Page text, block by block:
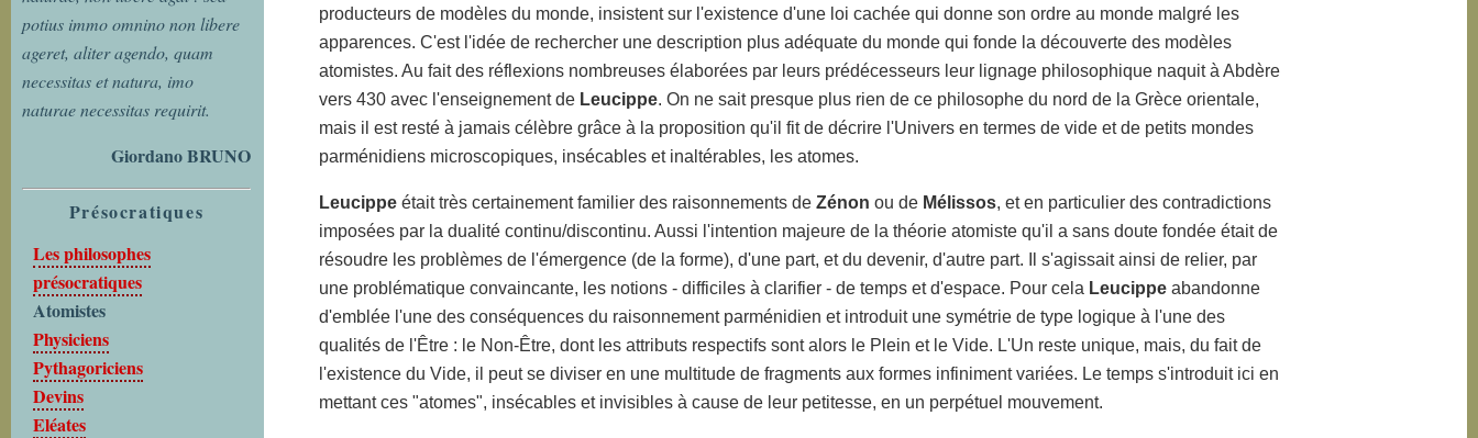
potius immo omnino non libere
ageret, aliter agendo, quam
necessitas et natura, imo
naturae necessitas requirit.
Giordano BRUNO
Présocratiques
Les philosophes
présocratiques
Atomistes
Physiciens
Pythagoriciens
Devins
Eléates
producteurs de modèles du monde, insistent sur l'existence d'une loi cachée qui donne son ordre au monde malgré les
apparences. C'est l'idée de rechercher une description plus adéquate du monde qui fonde la découverte des modèles
atomistes. Au fait des réflexions nombreuses élaborées par leurs prédécesseurs leur lignage philosophique naquit à Abdère
vers 430 avec l'enseignement de Leucippe. On ne sait presque plus rien de ce philosophe du nord de la Grèce orientale,
mais il est resté à jamais célèbre grâce à la proposition qu'il fit de décrire l'Univers en termes de vide et de petits mondes
parménidiens microscopiques, insécables et inaltérables, les atomes.
Leucippe était très certainement familier des raisonnements de Zénon ou de Mélissos, et en particulier des contradictions
imposées par la dualité continu/discontinu. Aussi l'intention majeure de la théorie atomiste qu'il a sans doute fondée était de
résoudre les problèmes de l'émergence (de la forme), d'une part, et du devenir, d'autre part. Il s'agissait ainsi de relier, par
une problématique convaincante, les notions - difficiles à clarifier - de temps et d'espace. Pour cela Leucippe abandonne
d'emblée l'une des conséquences du raisonnement parménidien et introduit une symétrie de type logique à l'une des
qualités de l'Être : le Non-Être, dont les attributs respectifs sont alors le Plein et le Vide. L'Un reste unique, mais, du fait de
l'existence du Vide, il peut se diviser en une multitude de fragments aux formes infiniment variées. Le temps s'introduit ici en
mettant ces "atomes", insécables et invisibles à cause de leur petitesse, en un perpétuel mouvement.